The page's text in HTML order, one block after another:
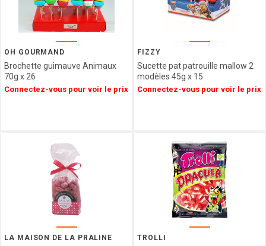
ZALG
FURIFURI
BOCA
SAVONNERIE
DE BORMES
JEANTAINE
CHOCOLATE
AND LOVE
COMPAGNIE
D ANCONE
OH GOURMAND
Brochette guimauve Animaux
70g x 26
Connectez-vous pour voir le prix
FIZZY
Sucette pat patrouille mallow 2
modèles 45g x 15
Connectez-vous pour voir le prix
LA MAISON DE LA PRALINE TROLLI